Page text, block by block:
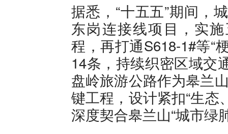
据悉，“十五五”期间，
东岗连接线项目，实
程，再打通S618-1#等“
14条，持续织密区域交
盘岭旅游公路作为皋兰
键工程，设计紧扣“生态
深度契合皋兰山“城市绿